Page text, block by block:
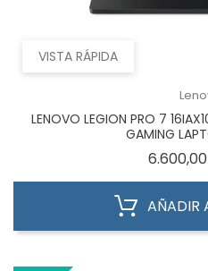
VISTA RÁPIDA
LENOVO LEGION PRO 7
GAMING
AÑADIR